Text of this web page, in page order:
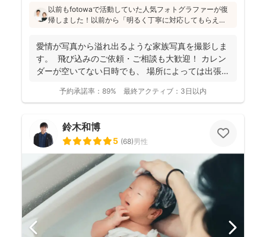
以前もfotowaで活動していた人気フォトグラファーが復
帰しました！以前から「明るく丁寧に対応してもらえ
と好評です♪特にニューボーンフォトは様々な研修を受講
し、クオリティ高いお写真をお届けされています(^^)
愛情が写真から溢れ出るような家族写真を撮影しま
す。 飛び込みのご依頼・ご相談も大歓迎！ カレン
ダーが空いてない日時でも、 場所によっては出張で
予約承諾率： 89% 最終アクティブ： 3日以内
鈴木和博
5 (68)男性